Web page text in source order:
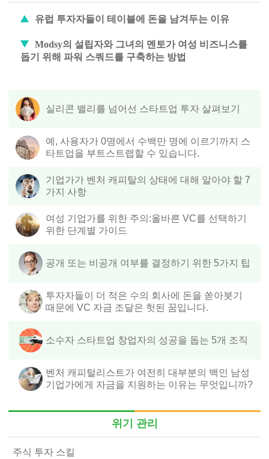
유럽 ​​투자자들이 테이블에 돈을 남겨두는 이유
Modsy의 설립자와 그녀의 멘토가 여성 비즈니스를
돕기 위해 파워 스쿼드를 구축하는 방법
실리콘 밸리를 넘어선 스타트업 투자 살펴보기
예, 사용자가 0명에서 수백만 명에 이르기까지 스
타트업을 부트스트랩할 수 있습니다.
기업가가 벤처 캐피탈의 상태에 대해 알아야 할 7
가지 사항
여성 기업가를 위한 주의:올바른 VC를 선택하기
위한 단계별 가이드
공개 또는 비공개 여부를 결정하기 위한 5가지 팁
투자자들이 더 적은 수의 회사에 돈을 쏟아붓기
때문에 VC 자금 조달은 헛된 꿈입니다.
소수자 스타트업 창업자의 성공을 돕는 5개 조직
벤처 캐피털리스트가 여전히 대부분의 백인 남성
기업가에게 자금을 지원하는 이유는 무엇입니까?
위기 관리
주식 투자 스킬